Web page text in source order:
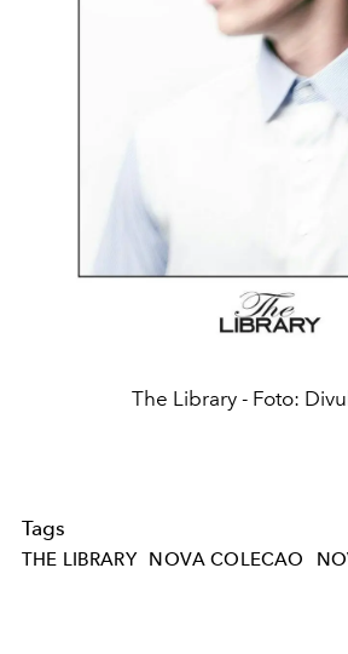
The Library - Foto:
Tags
THE LIBRARY NOVA COLECAO